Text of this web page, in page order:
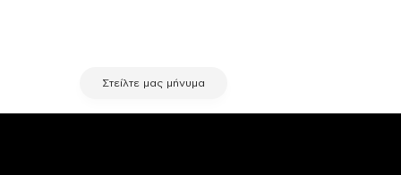
Στείλτε μας μήνυμα